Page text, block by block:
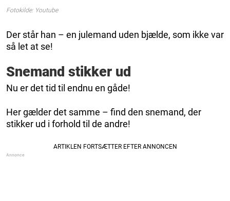
Fotokilde: Youtube
Der står han – en julemand uden bjælde, som ikke var
så let at se!
Snemand stikker ud
Nu er det tid til endnu en gåde!
Her gælder det samme – find den snemand, der
stikker ud i forhold til de andre!